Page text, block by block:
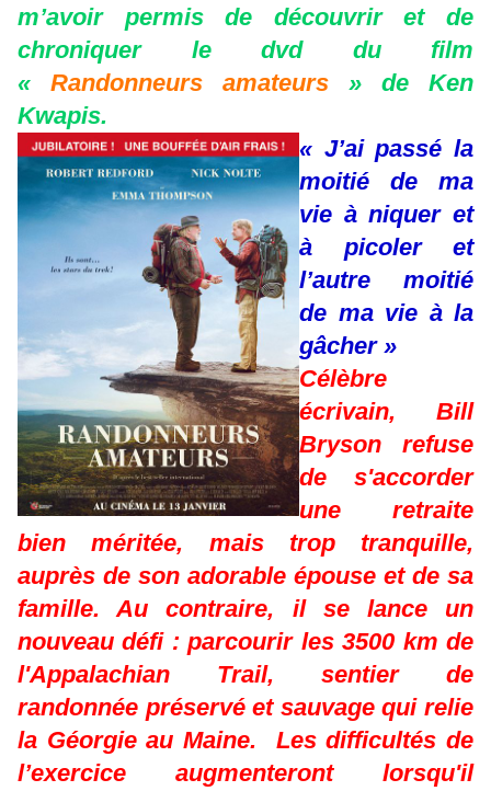
m’avoir permis de découvrir et de
chroniquer le dvd du film
« Randonneurs amateurs » de Ken
Kwapis.
« J’ai passé la
moitié de ma
vie à niquer et
à picoler et
l’autre moitié
de ma vie à la
gâcher »
Célèbre
écrivain, Bill
Bryson refuse
de s'accorder
une retraite
bien méritée, mais trop tranquille,
auprès de son adorable épouse et de sa
famille. Au contraire, il se lance un
nouveau défi : parcourir les 3500 km de
l'Appalachian Trail, sentier de
randonnée préservé et sauvage qui relie
la Géorgie au Maine. Les difficultés de
l’exercice augmenteront lorsqu'il